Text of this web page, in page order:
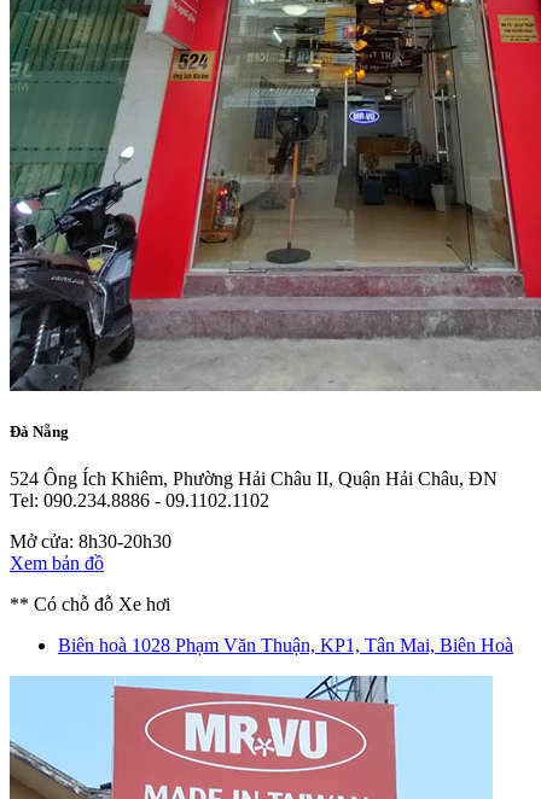
Đà Nẵng
524 Ông Ích Khiêm, Phường Hải Châu II, Quận Hải Châu, ĐN
Tel: 090.234.8886 - 09.1102.1102
Mở cửa: 8h30-20h30
Xem bản đồ
** Có chỗ đỗ Xe hơi
Biên hoà 1028 Phạm Văn Thuận, KP1, Tân Mai, Biên Hoà